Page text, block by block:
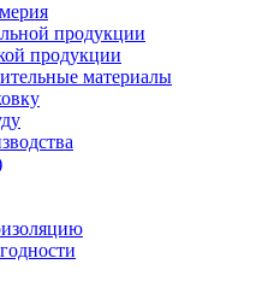
продукции
продукции
материалы